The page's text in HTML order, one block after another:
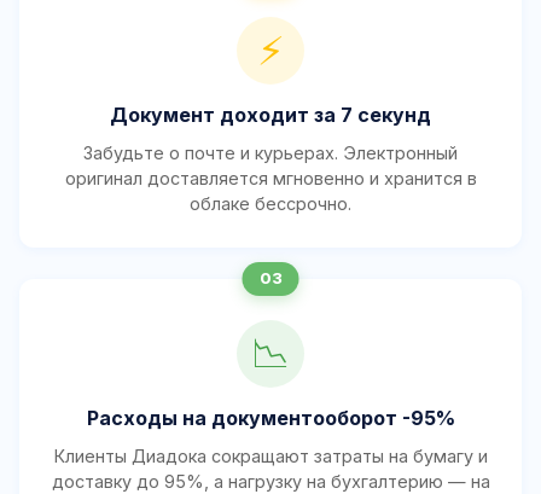
⚡
Документ доходит за 7 секунд
Забудьте о почте и курьерах. Электронный
оригинал доставляется мгновенно и хранится в
облаке бессрочно.
📉
Расходы на документооборот -95%
Клиенты Диадока сокращают затраты на бумагу и
доставку до 95%, а нагрузку на бухгалтерию — на